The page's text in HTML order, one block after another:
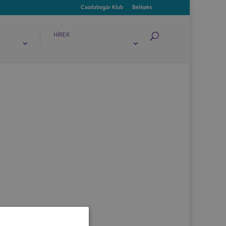
Csodabogár Klub Belépés
HÍREK